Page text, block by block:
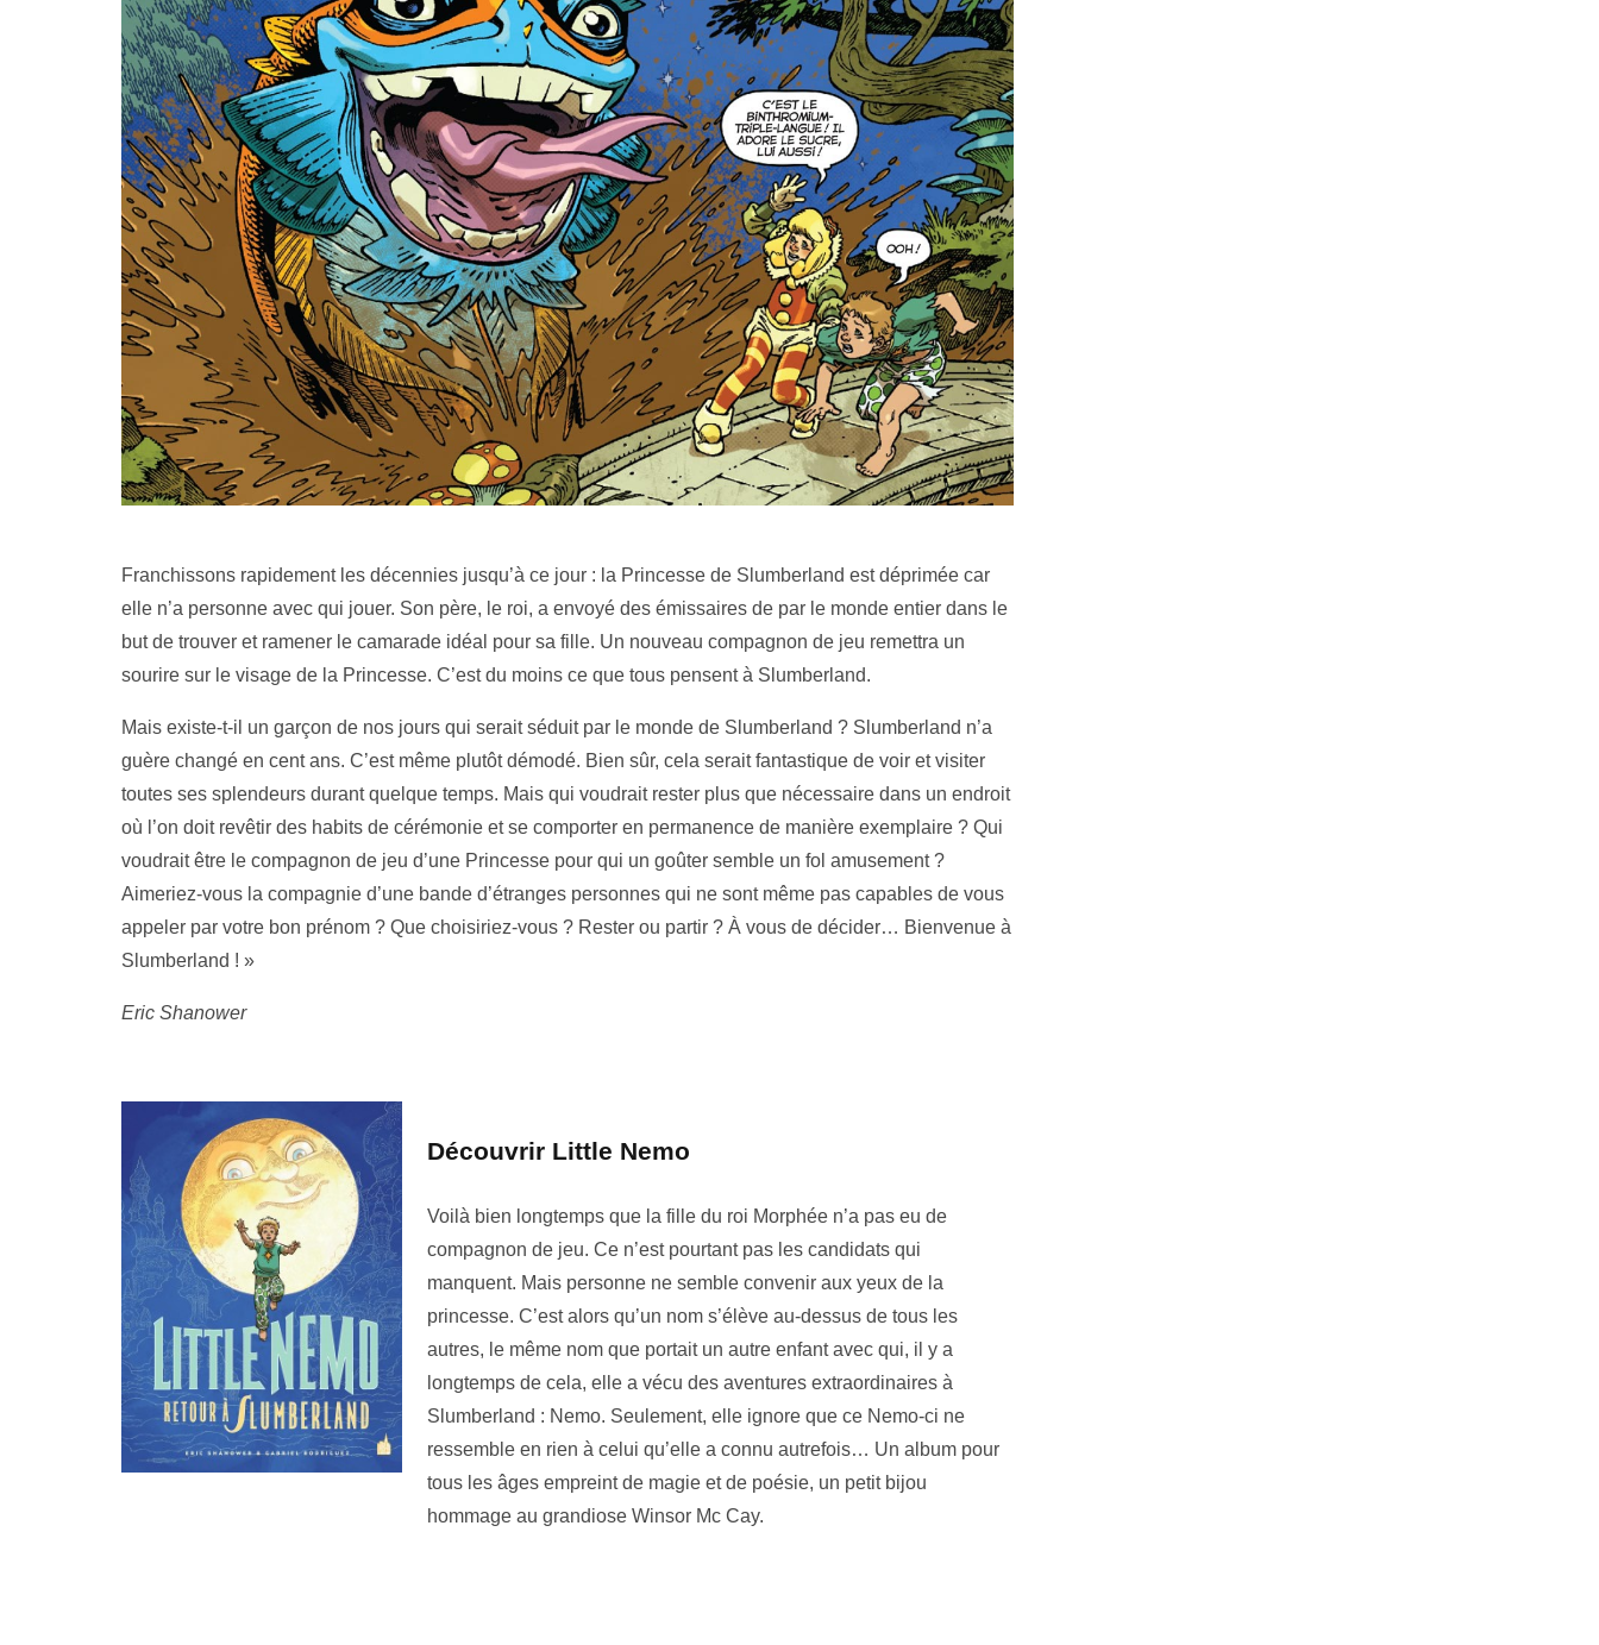
Franchissons rapidement les décennies jusqu’à ce jour : la Princesse de Slumberland est déprimée car
elle n’a personne avec qui jouer. Son père, le roi, a envoyé des émissaires de par le monde entier dans le
but de trouver et ramener le camarade idéal pour sa fille. Un nouveau compagnon de jeu remettra un
sourire sur le visage de la Princesse. C’est du moins ce que tous pensent à Slumberland.
Mais existe-t-il un garçon de nos jours qui serait séduit par le monde de Slumberland ? Slumberland n’a
guère changé en cent ans. C’est même plutôt démodé. Bien sûr, cela serait fantastique de voir et visiter
toutes ses splendeurs durant quelque temps. Mais qui voudrait rester plus que nécessaire dans un endroit
où l’on doit revêtir des habits de cérémonie et se comporter en permanence de manière exemplaire ? Qui
voudrait être le compagnon de jeu d’une Princesse pour qui un goûter semble un fol amusement ?
Aimeriez-vous la compagnie d’une bande d’étranges personnes qui ne sont même pas capables de vous
appeler par votre bon prénom ? Que choisiriez-vous ? Rester ou partir ? À vous de décider… Bienvenue à
Slumberland ! »
Eric Shanower
Découvrir Little Nemo
Voilà bien longtemps que la fille du roi Morphée n’a pas eu de
compagnon de jeu. Ce n’est pourtant pas les candidats qui
manquent. Mais personne ne semble convenir aux yeux de la
princesse. C’est alors qu’un nom s’élève au-dessus de tous les
autres, le même nom que portait un autre enfant avec qui, il y a
longtemps de cela, elle a vécu des aventures extraordinaires à
Slumberland : Nemo. Seulement, elle ignore que ce Nemo-ci ne
ressemble en rien à celui qu’elle a connu autrefois… Un album pour
tous les âges empreint de magie et de poésie, un petit bijou
hommage au grandiose Winsor Mc Cay.